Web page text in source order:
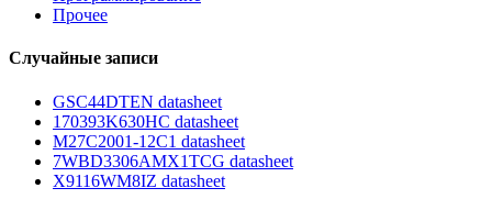
Прочее
Случайные записи
GSC44DTEN datasheet
170393K630HC datasheet
M27C2001-12C1 datasheet
7WBD3306AMX1TCG datasheet
X9116WM8IZ datasheet